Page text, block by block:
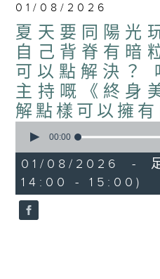
美麗》
01/08/2026
夏天要同陽光
自己背脊有暗
可以點解決？
主持嘅《終身
解點樣可以擁有
seconds
51
minutes,
12
seconds
00:00
01/08/2026 -
14:00 - 15:00)